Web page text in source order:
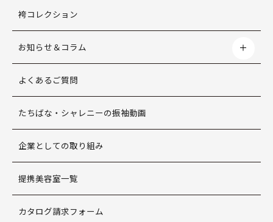
袴コレクション
お知らせ＆コラム
よくあるご質問
たちばな・シャレニーの振袖動画
企業としての取り組み
提携美容室一覧
カタログ請求フォーム